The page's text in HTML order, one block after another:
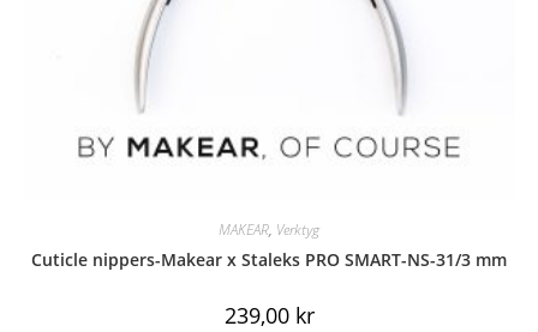
MAKEAR, Verktyg
Cuticle nippers-Makear x Staleks PRO SMART-NS-31/3 mm
239,00 kr